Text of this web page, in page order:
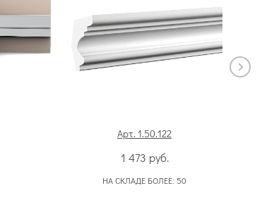
Арт. 1.50.122
1 473 руб.
НА СКЛАДЕ БОЛЕЕ: 50